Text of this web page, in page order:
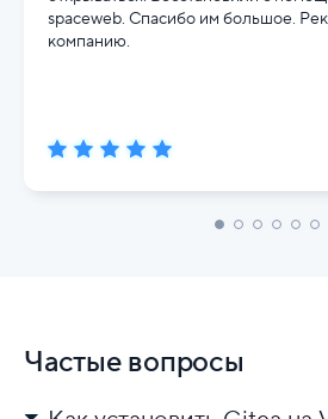
spaceweb. Спасибо им большое.
компанию.
Частые вопросы